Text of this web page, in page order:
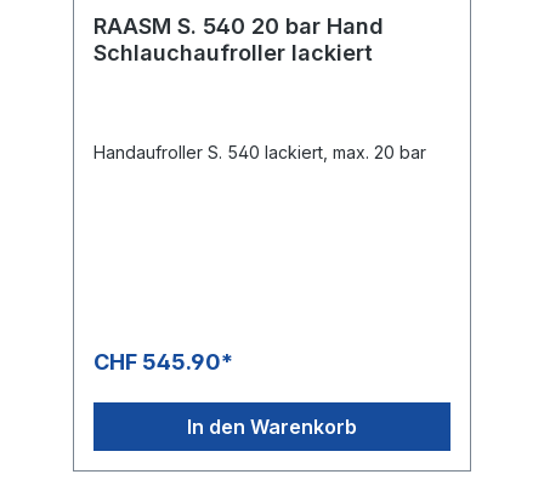
RAASM S. 540 20 bar Hand
Schlauchaufroller lackiert
Handaufroller S. 540 lackiert, max. 20 bar
CHF 545.90*
In den Warenkorb